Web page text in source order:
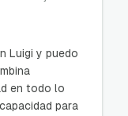
Luigi y puedo
en todo lo
para